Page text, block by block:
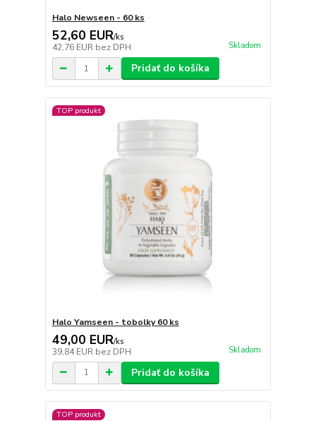
Halo Newseen - 60 ks
52,60 EUR/ks
42,76 EUR bez DPH Skladom
Pridať do košíka
TOP produkt
Halo Yamseen - tobolky 60 ks
49,00 EUR/ks
39,84 EUR bez DPH Skladom
Pridať do košíka
TOP produkt